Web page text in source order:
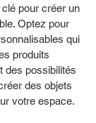
pour créer un
Optez pour
qui
produits
des possibilités
des objets
votre espace.